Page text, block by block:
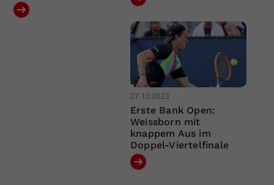
27.10.2023
Erste Bank Open:
Weissborn mit
knappem Aus im
Doppel-Viertelfinale